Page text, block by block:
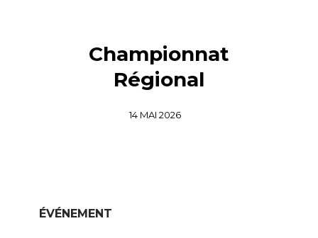
Championnat
Régional
14 MAI 2026
ÉVÉNEMENT